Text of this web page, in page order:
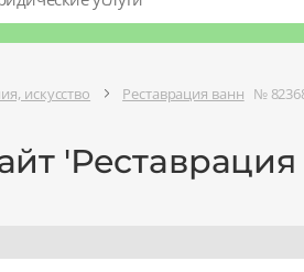
искусство Реставрация ванн №